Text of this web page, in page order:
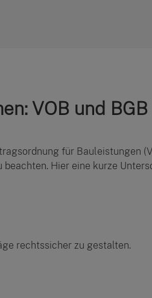
VOB und BGB
für Bauleistungen
Hier eine kurze
rechtssicher zu gestalten.